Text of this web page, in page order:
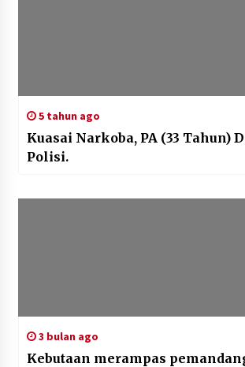
5 tahun ago
Kuasai Narkoba, PA (33 Tahun)
Polisi.
3 bulan ago
Kebutaan merampas